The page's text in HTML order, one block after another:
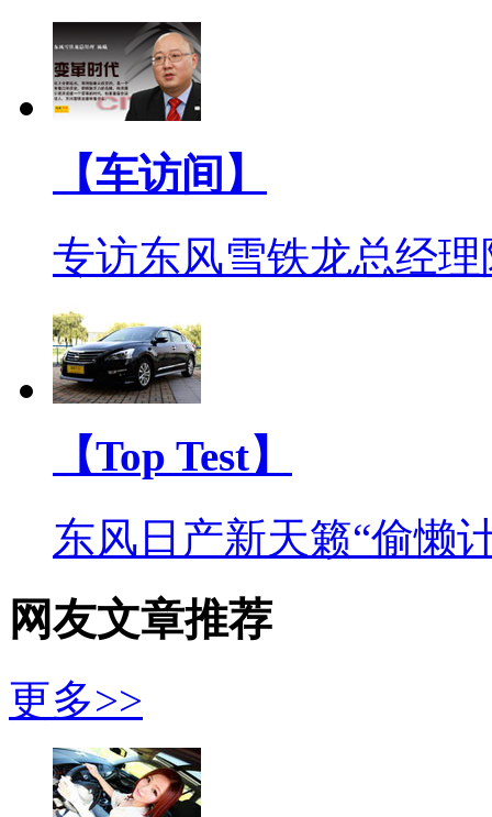
【车访间】
专访东风雪铁龙总经
【Top Test】
东风日产新天籁“偷懒
网友文章推荐
更多>>